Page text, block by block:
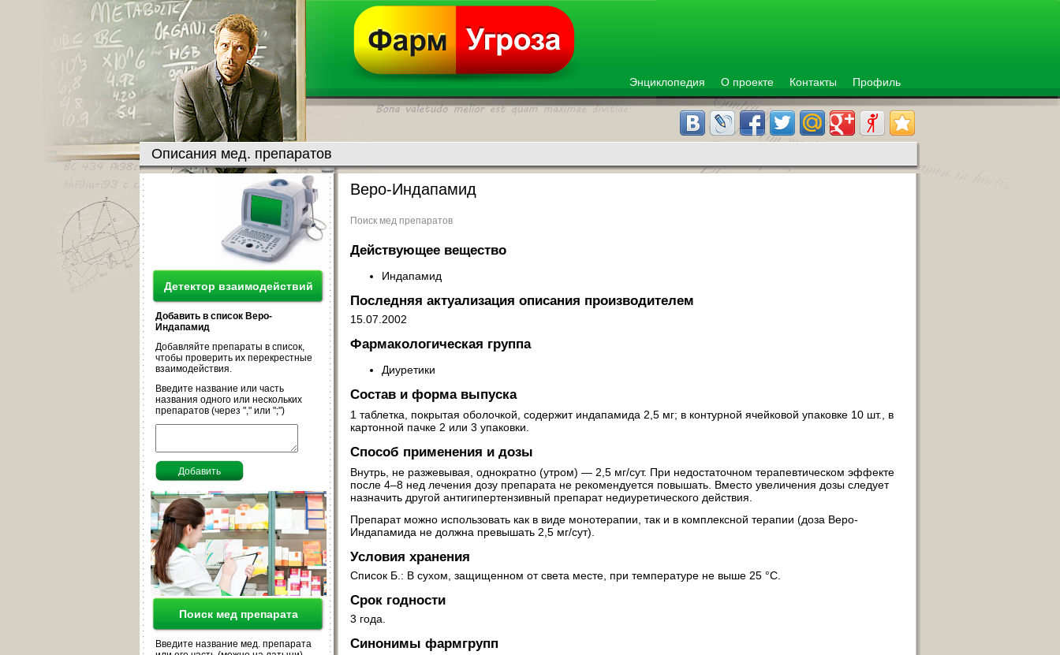
Энциклопедия О проекте Контакты Профиль
Описания мед. препаратов
Детектор взаимодействий
Добавить в список Веро-
Индапамид
Добавляйте препараты в список,
чтобы проверить их перекрестные
взаимодействия.
Введите название или часть
названия одного или нескольких
препаратов (через "," или ";")
Поиск мед препарата
Введите название мед. препарата
Веро-Индапамид
Поиск мед препаратов
Действующее вещество
Индапамид
Последняя актуализация описания производителем
15.07.2002
Фармакологическая группа
Диуретики
Состав и форма выпуска
1 таблетка, покрытая оболочкой, содержит индапамида 2,5 мг; в контурной ячейковой упаковке 10 шт., в
картонной пачке 2 или 3 упаковки.
Способ применения и дозы
Внутрь, не разжевывая, однократно (утром) — 2,5 мг/сут. При недостаточном терапевтическом эффекте
после 4–8 нед лечения дозу препарата не рекомендуется повышать. Вместо увеличения дозы следует
назначить другой антигипертензивный препарат недиуретического действия.
Препарат можно использовать как в виде монотерапии, так и в комплексной терапии (доза Веро-
Индапамида не должна превышать 2,5 мг/сут).
Условия хранения
Список Б.: В сухом, защищенном от света месте, при температуре не выше 25 °C.
Срок годности
3 года.
Синонимы фармгрупп